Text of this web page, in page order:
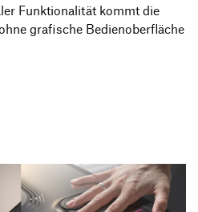
Funktionalität kommt die
grafische Bedienoberfläche